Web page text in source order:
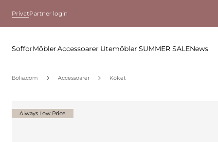
PrivatPartner login
SofforMöblerAccessoarer Utemöbler SUMMER SALENews
Bolia.com Accessoarer Köket
Always Low Price